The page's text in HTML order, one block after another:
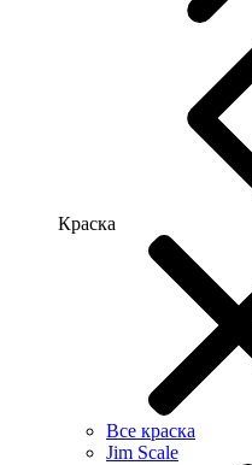
Краска
Все краска
Jim Scale